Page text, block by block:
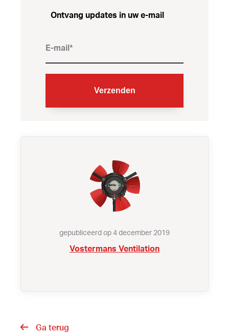
Ontvang updates in uw e-mail
gepubliceerd op 4 december 2019
Vostermans Ventilation
Ga terug